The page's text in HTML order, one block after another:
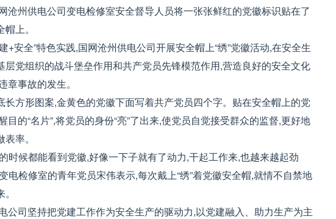
沧州供电公司变电检修室安全督导人员将一张张鲜红的党徽标识贴在了
上。
+安全”特色实践,国网沧州供电公司开展安全帽上“绣”党徽活动,在安全生
层党组织的战斗堡垒作用和共产党员先锋模范作用,营造良好的安全文化
章事故的发生。
长方形图案,金黄色的党徽下面写着共产党员四个字。贴在安全帽上的党
目的“名片”,将党员的身份“亮”了出来,使党员自觉接受群众的监督,更好地
率。
时候都能看到党徽,好像一下子就有了动力,干起工作来,也越来越起劲
电检修室的青年党员宋伟表示,每次戴上“绣”着党徽安全帽,就情不自禁地
公司坚持把党建工作作为安全生产的驱动力,以党建融入、助力生产为主